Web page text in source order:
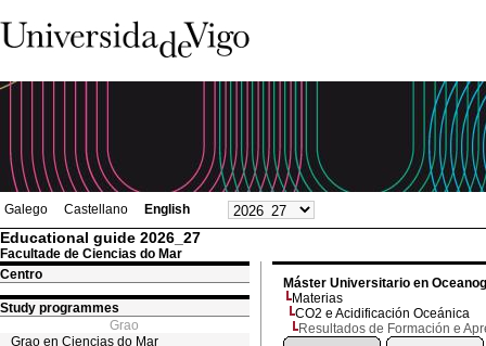
Galego Castellano English
Educational guide 2026_27
Facultade de Ciencias do Mar
Centro
Study programmes
Grao
Grao en Ciencias do Mar
Máster Universitario en
Materias
CO2 e Acidificación Oceánica
Resultados de Formación e